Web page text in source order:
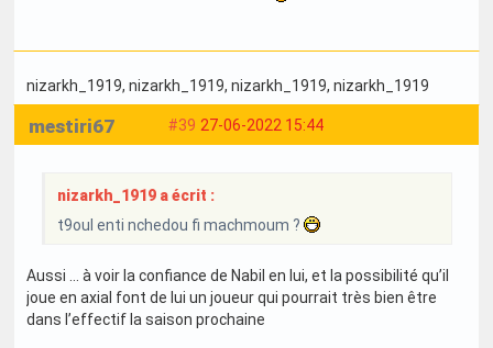
nizarkh_1919, nizarkh_1919, nizarkh_1919, nizarkh_1919
#39 27-06-2022 15:44
mestiri67
nizarkh_1919 a écrit :
t9oul enti nchedou fi machmoum ?
Aussi … à voir la confiance de Nabil en lui, et la possibilité qu’il
joue en axial font de lui un joueur qui pourrait très bien être
dans l’effectif la saison prochaine